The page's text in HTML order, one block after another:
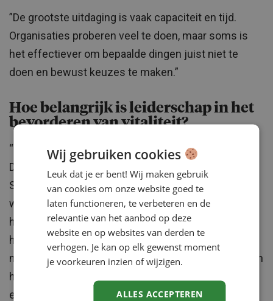
”De grootste uitdaging is vaak capaciteit en tijd.
Organisaties proberen veel te doen, maar soms is
het effectiever om bepaalde dingen juist niet te
doen en bewust keuzes te maken.”
Hoe belangrijk is leiderschap in het
bevorderen van vitaliteit?
“Dat is cruciaal. Wij maken vaak gebruik van het Job
Demands-Resources (JD-R) model van Wilmar
Schaufeli op stressoren en energiebronnen op het
werk. Daar hebben wij het vermogen om te
herstellen aan toegevoegd. Een leidinggevende
heeft enorm veel impact op de energiebronnen bij
medewerkers. Goed getrainde leidinggevenden gaan
het goede gesprek aan, herkennen stresssignalen
en weten wanneer en hoe ze met de bedrijfsarts of
Wij gebruiken cookies
Leuk dat je er bent! Wij maken gebruik
van cookies om onze website goed te
laten functioneren, te verbeteren en de
relevantie van het aanbod op deze
website en op websites van derden te
verhogen. Je kan op elk gewenst moment
je voorkeuren inzien of wijzigen.
ALLES ACCEPTEREN